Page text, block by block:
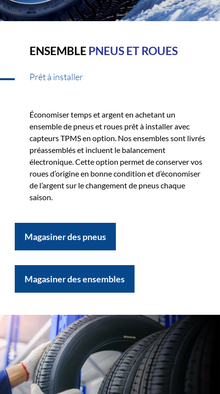
ENSEMBLEPNEUS ET ROUES
Prêt à installer
Économiser temps et argent en achetant un
ensemble de pneus et roues prêt à installer avec
capteurs TPMS en option. Nos ensembles sont livrés
préassemblés et incluent le balancement
électronique. Cette option permet de conserver vos
roues d’origine en bonne condition et d’économiser
de l’argent sur le changement de pneus chaque
saison.
Magasiner des pneus
Magasiner des ensembles